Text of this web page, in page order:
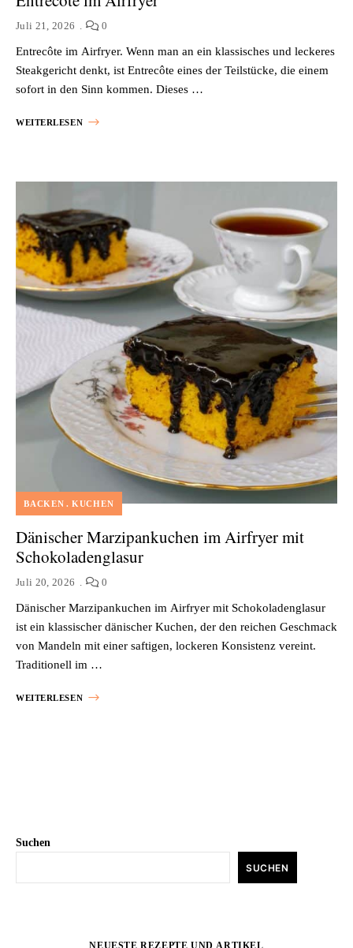
Juli 21, 2026 0
Entrecôte im Airfryer. Wenn man an ein klassisches und leckeres
Steakgericht denkt, ist Entrecôte eines der Teilstücke, die einem
sofort in den Sinn kommen. Dieses …
WEITERLESEN
BACKEN KUCHEN
Dänischer Marzipankuchen im Airfryer mit
Schokoladenglasur
Juli 20, 2026 0
Dänischer Marzipankuchen im Airfryer mit Schokoladenglasur
ist ein klassischer dänischer Kuchen, der den reichen Geschmack
von Mandeln mit einer saftigen, lockeren Konsistenz vereint.
Traditionell im …
WEITERLESEN
Suchen
SUCHEN